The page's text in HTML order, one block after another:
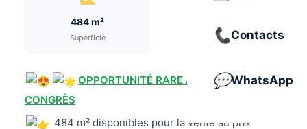
Contacts
WhatsApp
484 m²
Superficie
OPPORTUNITÉ RARE AU PALAIS DES
CONGRÈS
484 m² disponibles pour la vente au prix